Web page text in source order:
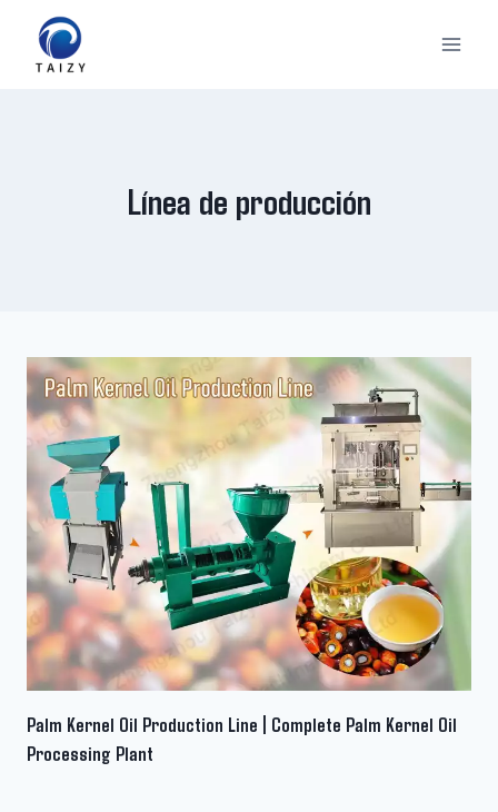
Saltar
contenido
Línea de producción
Palm Kernel Oil Production Line | Complete Palm Kernel Oil
Processing Plant